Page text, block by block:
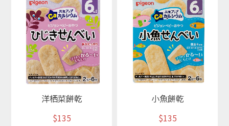
洋栖菜餅乾
$135
小魚餅乾
$135